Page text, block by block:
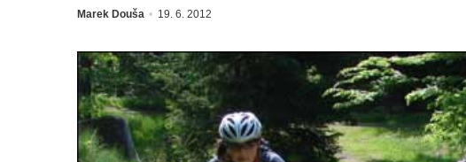
Marek Douša 19. 6. 2012